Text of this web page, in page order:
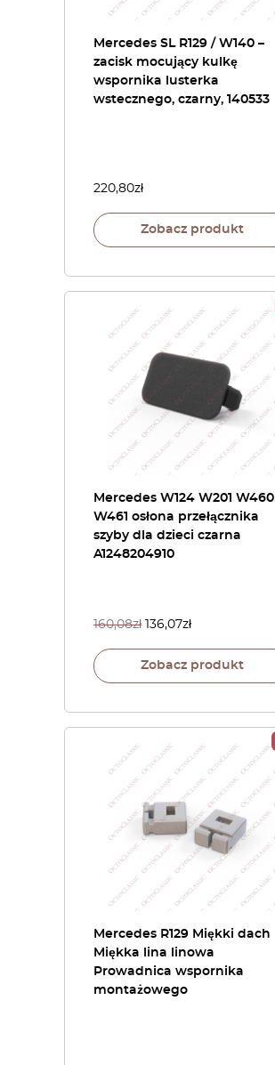
Mercedes SL R129 / W140 –
zacisk mocujący kulkę
wspornika lusterka
wstecznego, czarny, 140533
220,80zł
Zobacz produkt
Mercedes W124 W201 W460
W461 osłona przełącznika
szyby dla dzieci czarna
A1248204910
160,08zł 136,07zł
Zobacz produkt
Mercedes R129 Miękki dach
Miękka lina linowa
Prowadnica wspornika
montażowego